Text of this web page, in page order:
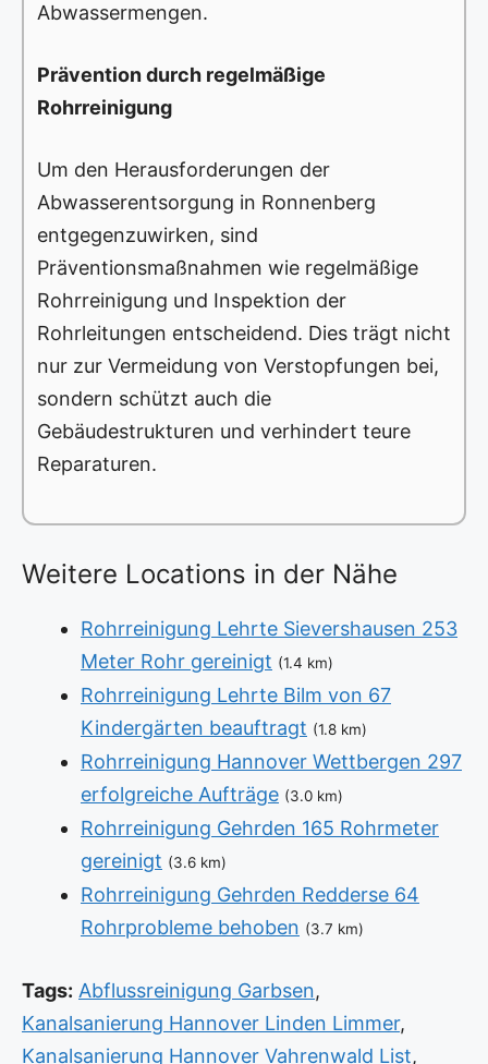
Abwassermengen.
Prävention durch regelmäßige
Rohrreinigung
Um den Herausforderungen der
Abwasserentsorgung in Ronnenberg
entgegenzuwirken, sind
Präventionsmaßnahmen wie regelmäßige
Rohrreinigung und Inspektion der
Rohrleitungen entscheidend. Dies trägt nicht
nur zur Vermeidung von Verstopfungen bei,
sondern schützt auch die
Gebäudestrukturen und verhindert teure
Reparaturen.
Weitere Locations in der Nähe
Rohrreinigung Lehrte Sievershausen 253
Meter Rohr gereinigt (1.4 km)
Rohrreinigung Lehrte Bilm von 67
Kindergärten beauftragt (1.8 km)
Rohrreinigung Hannover Wettbergen 297
erfolgreiche Aufträge (3.0 km)
Rohrreinigung Gehrden 165 Rohrmeter
gereinigt (3.6 km)
Rohrreinigung Gehrden Redderse 64
Rohrprobleme behoben (3.7 km)
Tags: Abflussreinigung Garbsen,
Kanalsanierung Hannover Linden Limmer,
Kanalsanierung Hannover Vahrenwald List,